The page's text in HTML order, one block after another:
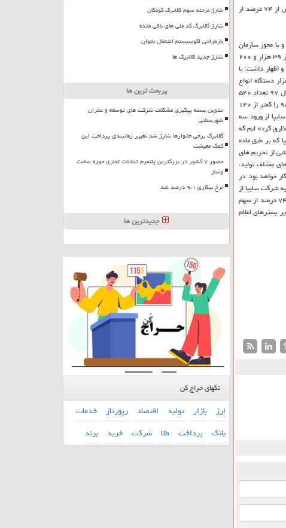
ایرانی تولید اتومبیل، سایپا، امروز چهارشنبه، ۲۸ اسفند با حضور بیش از ۷۴ درصد از
و اوراق بهادار به تصویب رسید. در این مجمع، سهامداران به افزایش سرمایه نزدیك به ۴۵۰ درصدی سایپا رأی دادند، بدین سان سرمایه ثبت شده این شركت از ۳۹ هزار و ۲۰۰
گروه خودروسازی سایپا در این مجمع گزارشی مختصر از عملكرد سایپا در سال ۹۸ ارائه كرد و اظهار داشت: با
بطور كامل تحت تأثیر تحریم ها قرار داشتیم اما عملكرد تولیدی ما با سال ۹۷ برابری می كرد و موفق شدیم در سال سپری شده با تولید ۴۱۵ هزار دستگاه انواع
تبدیل شویم. سیدجواد سلیمانی به فروش و تحویل ۴۳۵ هزار دستگاه خودرو در سال ۹۸ نیز اشاره نمود و اضافه كرد: در بهمن ماه سال ۹۷ تعداد ۵۴۰
هزار تعهد فروش در گروه خودروسازی سایپا وجود داشت كه این تعداد امروز به كمتر از ۳۰۰ هزار دستگاه رسیده است. سلیمانی تعهدات معوق گروه سایپا درانتها سال ۹۸ را كمتر از ۱۴۰
تا اختتام تیرماه ۹۹ به صفر برسد. مدیرعامل سایپا از ورود سه
را پیش بینی و هدف گذاری كرده ایم كه
سایپا كه بر طبق ماده
از تحریم های
مختلف تولید،
خواهد بود. در
شركت سایپا از
محل تجدید ارزیابی ها نیز قرائت شد. گفتنی است مجمع عمومی فوق العاده صاحبان سهام شركت ایرانی تولید اتومبیل، سایپا با حضور سهامداران حقوقی با مجموع بیش ۷۴ درصد از سهم
بسترهای اعلام
شارژ مرحله سوم کالابرگ کودکان
شارژ کالابرگ کد ملی های باقی مانده
بازطراحی اکوسیستم اشتغال بانوان
شارژ جدید کالابرگ ها
پربحث ترین ها
تدوین بسته پیگیری مشکلات شرکت های توسعه و عمران
شهرستانی
کالابرگ برخی خانوارها شارژ شد تغییر زمانبندی پرداخت این
کمک معیشت
حضور ۷ کشور در بزرگترین پلتفرم تبادلات تجاری حوزه ساخت
وساز
نرخ بیکاری ۹،۱ درصد شد
جدیدترین ها
تگهای حراج کن
ارز بازار تولید اقتصاد رپورتاژ خدمات
بانك پرداخت طلا شركت خرید برند